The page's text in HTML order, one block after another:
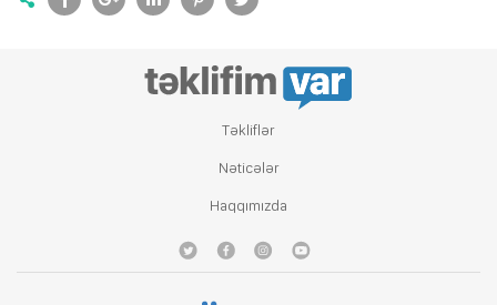
Tǝkliflǝr
Nǝticǝlǝr
Haqqımızda